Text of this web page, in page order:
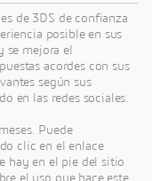
del progreso
ha sido pionera
la vida real de
Systèmes,
en todas
de 3DS de confianza
posible en sus
se mejora el
acordes con sus
según sus
en las redes sociales.
Puede
clic en el enlace
hay en el pie del sitio
el uso que hace este